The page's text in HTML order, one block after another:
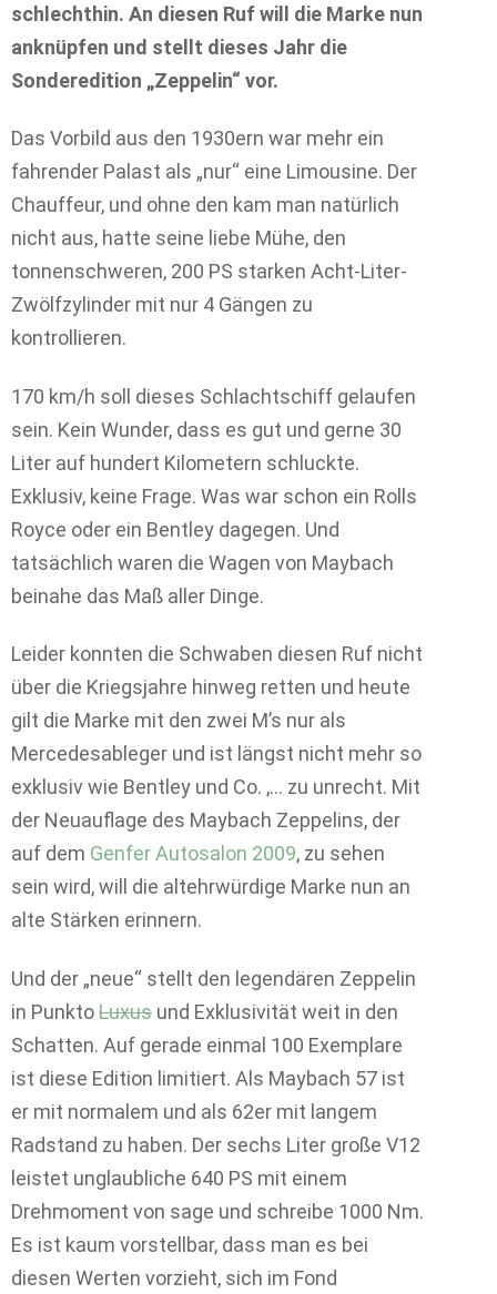
schlechthin. An diesen Ruf will die Marke nun
anknüpfen und stellt dieses Jahr die
Sonderedition „Zeppelin“ vor.
Das Vorbild aus den 1930ern war mehr ein
fahrender Palast als „nur“ eine Limousine. Der
Chauffeur, und ohne den kam man natürlich
nicht aus, hatte seine liebe Mühe, den
tonnenschweren, 200 PS starken Acht-Liter-
Zwölfzylinder mit nur 4 Gängen zu
kontrollieren.
170 km/h soll dieses Schlachtschiff gelaufen
sein. Kein Wunder, dass es gut und gerne 30
Liter auf hundert Kilometern schluckte.
Exklusiv, keine Frage. Was war schon ein Rolls
Royce oder ein Bentley dagegen. Und
tatsächlich waren die Wagen von Maybach
beinahe das Maß aller Dinge.
Leider konnten die Schwaben diesen Ruf nicht
über die Kriegsjahre hinweg retten und heute
gilt die Marke mit den zwei M’s nur als
Mercedesableger und ist längst nicht mehr so
exklusiv wie Bentley und Co. ,… zu unrecht. Mit
der Neuauflage des Maybach Zeppelins, der
auf dem Genfer Autosalon 2009, zu sehen
sein wird, will die altehrwürdige Marke nun an
alte Stärken erinnern.
Und der „neue“ stellt den legendären Zeppelin
in PunktoLuxus und Exklusivität weit in den
Schatten. Auf gerade einmal 100 Exemplare
ist diese Edition limitiert. Als Maybach 57 ist
er mit normalem und als 62er mit langem
Radstand zu haben. Der sechs Liter große V12
leistet unglaubliche 640 PS mit einem
Drehmoment von sage und schreibe 1000 Nm.
Es ist kaum vorstellbar, dass man es bei
diesen Werten vorzieht, sich im Fond